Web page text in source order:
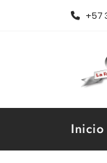
+57
Inicio